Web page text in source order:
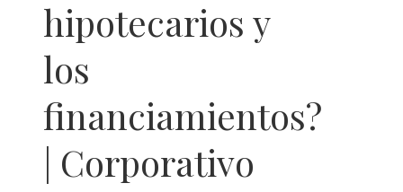
hipotecarios y
los
financiamientos?
| Corporativo